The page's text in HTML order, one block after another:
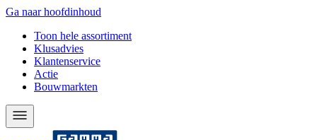
Ga naar hoofdinhoud
Toon hele assortiment
Klusadvies
Klantenservice
Actie
Bouwmarkten